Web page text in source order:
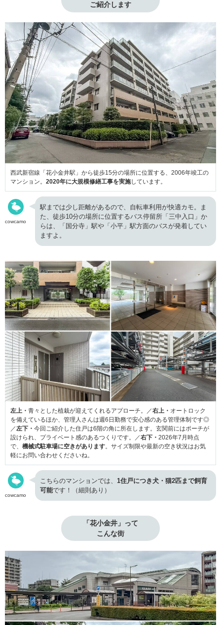
ご紹介します
西武新宿線「花小金井駅」から徒歩15分の場所に位置する、2006年竣工の
マンション。 2020年に大規模修繕工事を実施しています。
cowcamo
駅までは少し距離があるので、自転車利用が快適カモ。ま
た、徒歩10分の場所に位置するバス停留所「三中入口」か
らは、「国分寺」駅や「小平」駅方面のバスが発着してい
ますよ。
左上・ 青々とした植栽が迎えてくれるアプローチ。／右上・ オートロック
を備えているほか、管理人さんは週6日勤務で安心感のある管理体制です◎
／左下・ 今回ご紹介した住戸は6階の角に所在します。玄関前にはポーチが
設けられ、プライベート感のあるつくりです。／右下・ 2026年7月時点
で、 機械式駐車場に空きがあります。サイズ制限や最新の空き状況はお気
軽にお問い合わせくださいね。
cowcamo
こちらのマンションでは、 1住戸につき犬・猫2匹まで飼育
可能です！（細則あり）
「花小金井」って
こんな街